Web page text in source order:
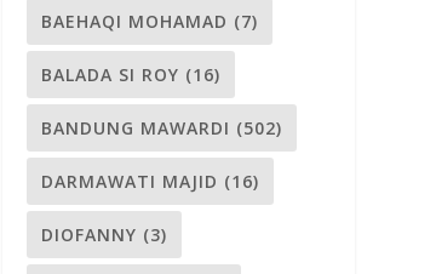
BAEHAQI MOHAMAD (7)
BALADA SI ROY (16)
BANDUNG MAWARDI (502)
DARMAWATI MAJID (16)
DIOFANNY (3)